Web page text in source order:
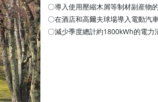
〇導入使用壓縮木屑等制材副産物
〇在酒店和高爾夫球場導入電動汽
〇減少季度總計約1800kWh的電力